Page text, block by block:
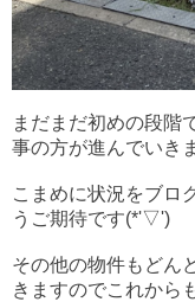
まだまだ初めの段階
事の方が進んでいき
こまめに状況をブロ
うご期待です(*'▽')
その他の物件もどん
きますのでこれから